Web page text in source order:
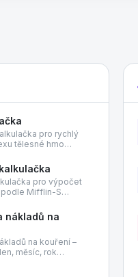
pro rychlý
tělesné hmo…
pro výpočet
podle Mifflin-S…
nákladů na
na kouření –
měsíc, rok…